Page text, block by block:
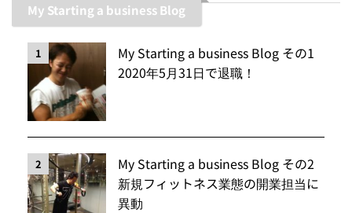
My Starting a business Blog
1
My Starting a business Blog その1
2020年5月31日で退職！
2
My Starting a business Blog その2
新規フィットネス業態の開業担当に
異動